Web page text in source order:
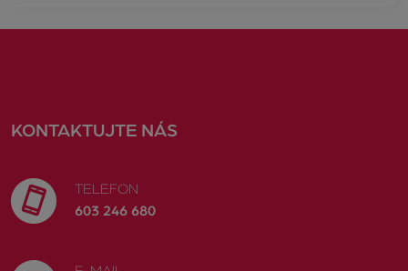
KONTAKTUJTE NÁS
TELEFON
603 246 680